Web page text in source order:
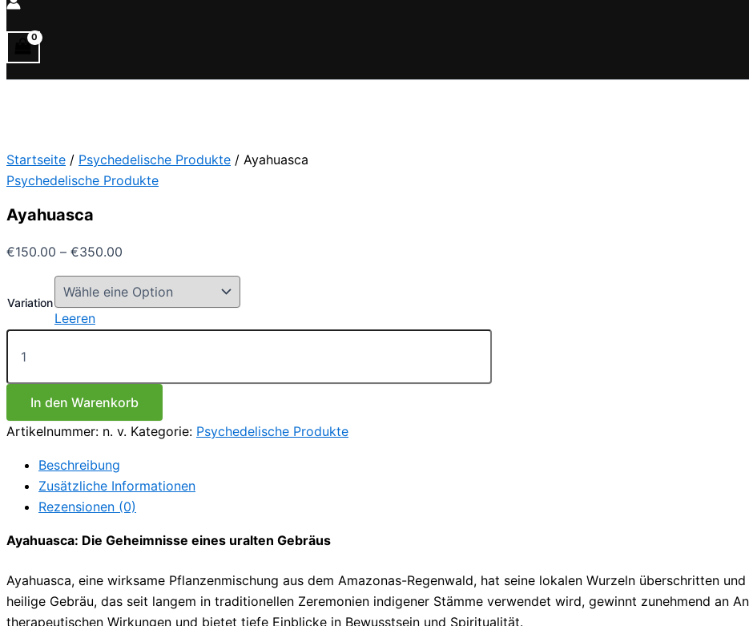
Startseite / Psychedelische Produkte / Ayahuasca
Psychedelische Produkte
Ayahuasca
€150.00 – €350.00
bis
€350.00
Variation
Leeren
Ayahuasca
Menge
In den Warenkorb
Artikelnummer: n. v. Kategorie: Psychedelische Produkte
Beschreibung
Zusätzliche Informationen
Rezensionen (0)
Ayahuasca: Die Geheimnisse eines uralten Gebräus
Ayahuasca, eine wirksame Pflanzenmischung aus dem Amazonas-Regenwald, hat seine lokalen Wurzeln überschritten
heilige Gebräu, das seit langem in traditionellen Zeremonien indigener Stämme verwendet wird, gewinnt zunehmend an
therapeutischen Wirkungen und bietet tiefe Einblicke in Bewusstsein und Spiritualität.